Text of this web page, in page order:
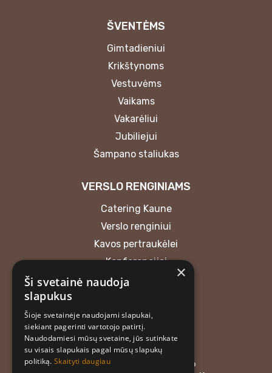
ŠVENTĖMS
Gimtadieniui
Krikštynoms
Vestuvėms
Vaikams
Vakarėliui
Jubiliejui
Šampano staliukas
VERSLO RENGINIAMS
Catering Kaune
Verslo renginiui
Kavos pertraukėlei
Konferencijai
MB “Atrask skonį”
+37062018165
atraskskoni@gmail.com
Įmonės kodas: 304476576
×
Ši svetainė naudoja
slapukus
Šioje svetainėje naudojami slapukai,
siekiant pagerinti vartotojo patirtį.
Naudodamiesi mūsų svetaine, jūs sutinkate
su visais slapukais pagal mūsų slapukų
politiką. Skaityti daugiau